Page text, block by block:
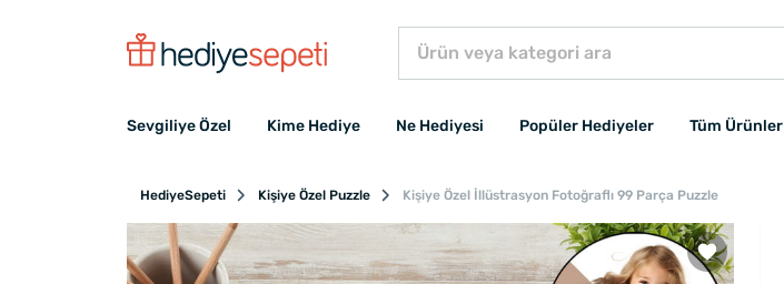
Sevgiliye Özel Kime Hediye Ne Hediyesi Popüler Hediyeler Tüm Ürünler
HediyeSepeti Kişiye Özel Puzzle Kişiye Özel İllüstrasyon Fotoğraflı 99 Parça Puzzle